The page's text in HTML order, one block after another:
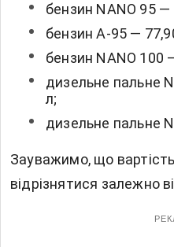
бензин NANO 95 —
бензин А-95 —
бензин NANO 100
дизельне пальне
л;
дизельне пальне
Зауважимо, що
відрізнятися залежно